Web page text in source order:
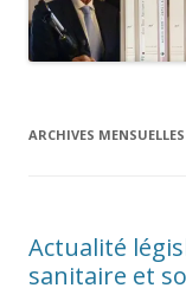
ARCHIVES
Actualité
sanitaire et